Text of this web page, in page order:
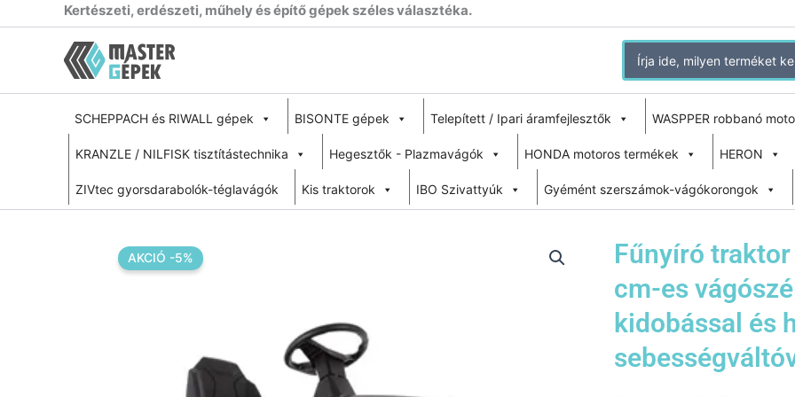
Kertészeti, erdészeti, műhely és építő gépek széles választéka.
Search
for:
SCHEPPACH és RIWALL gépek BISONTE gépek Telepített / Ipari áramfejlesztők WASPPER robbanó
KRANZLE / NILFISK tisztítástechnika Hegesztők - Plazmavágók HONDA motoros termékek HERON
ZIVtec gyorsdarabolók-téglavágók Kis traktorok IBO Szivattyúk Gyémént szerszámok-vágókorongok
AKCIÓ -5%
Fűnyíró
cm-es
kidobással és